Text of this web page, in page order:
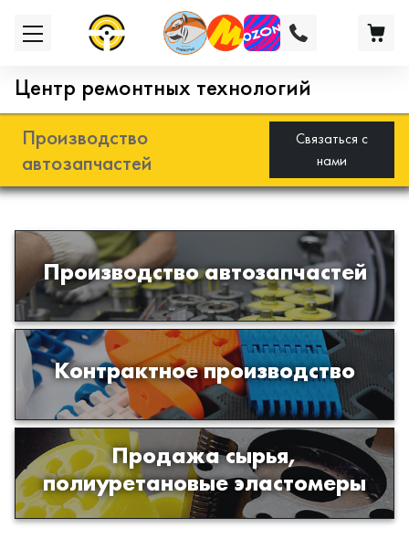
Центр ремонтных технологий
Производство
автозапчастей
Связаться с
нами
Производство автозапчастей
Разработка и производство деталей
из эластомеров для подвески
автомобиля
Контрактное производство
Производство изделий из пластиков
и полимеров по образцам либо
чертежам заказчика
Продажа сырья,
полиуретановые эластомеры
Продажа сырья для производства
изделий из полиуретана